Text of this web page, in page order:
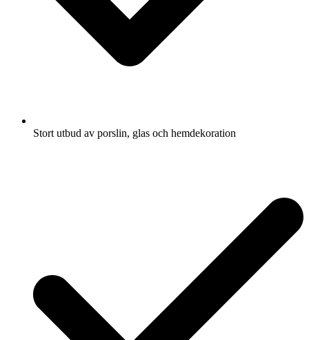
Stort utbud av porslin, glas och hemdekoration